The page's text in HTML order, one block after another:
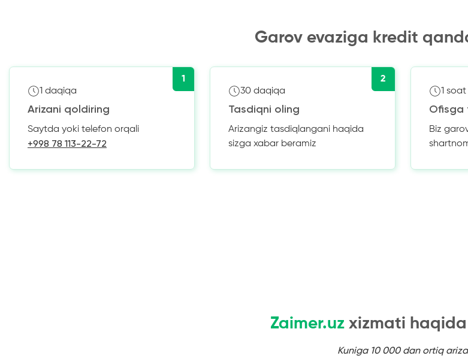
Garov evaziga kredit
1
1 daqiqa
Arizani qoldiring
Saytda yoki telefon orqali
+998 78 113-22-72
2
30 daqiqa
Tasdiqni oling
Arizangiz tasdiqlangani haqida
sizga xabar beramiz
1 soat
Ofisga
Biz
Zaimer.uzxizmati haqida
Kuniga 10 000 dan ortiq ariza